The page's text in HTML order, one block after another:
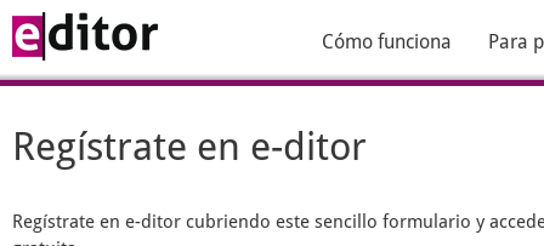
Cómo funciona Para
Regístrate en e-ditor
Regístrate en e-ditor cubriendo este sencillo formulario y